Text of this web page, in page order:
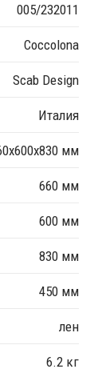
005/232011
Coccolona
Scab Design
Италия
мм
660 мм
600 мм
830 мм
450 мм
лен
6.2 кг